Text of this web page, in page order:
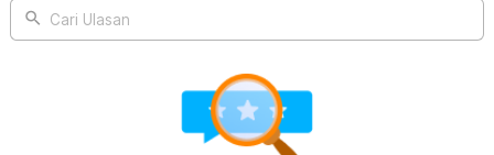
dapat menggunakan alat ini untuk memijat seluruh area tubuh tanpa
khawatir pecah.
Rincian yang Anda dapatkan untuk pembelian produk ini:
1 x KUZHEN Alat Pijat Tubuh dan Wajah Resin Gua Sha Massage
Cari Ulasan